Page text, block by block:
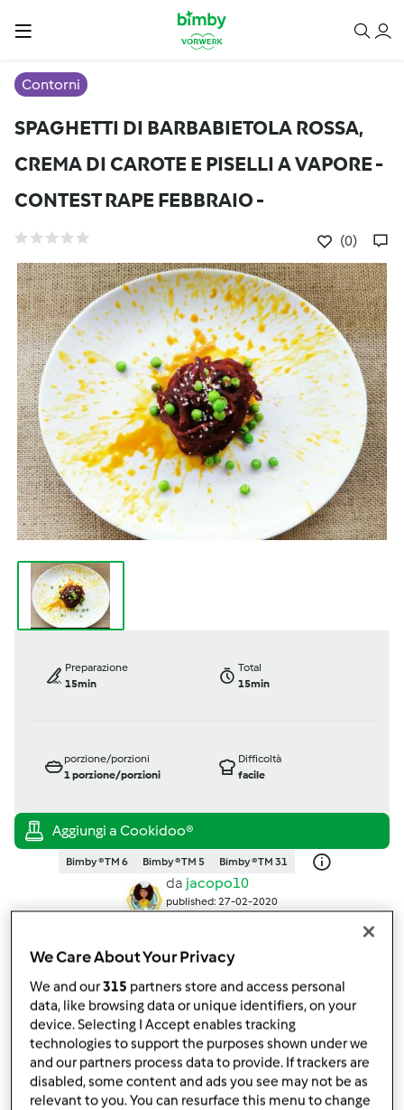
Contorni
SPAGHETTI DI BARBABIETOLA ROSSA,
CREMA DI CAROTE E PISELLI A VAPORE -
CONTEST RAPE FEBBRAIO -
(0)
Preparazione
15min
Total
15min
porzione/porzioni
1porzione/porzioni
Difficoltà
facile
Bimby ® TM 6 Bimby ® TM 5 Bimby ® TM 31
da jacopo10
published: 27-02-2020
condividi la ricetta
Crea variante
We Care About Your Privacy
We and our315 partners store and access personal
data, like browsing data or unique identifiers, on your
device. Selecting I Accept enables tracking
technologies to support the purposes shown under we
and our partners process data to provide. If trackers are
disabled, some content and ads you see may not be as
relevant to you. You can resurface this menu to change